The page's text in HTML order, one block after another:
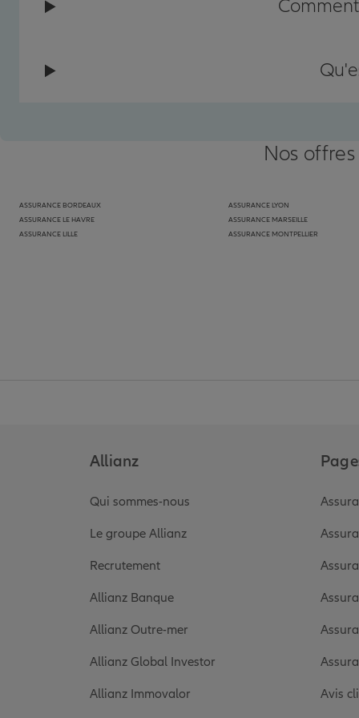
Nos
ASSURANCE BORDEAUX
ASSURANCE LE HAVRE
ASSURANCE LILLE
ASSURANCE LYON
ASSURANCE MARSEILLE
ASSURANCE MONTPELLIER
Allianz
Qui sommes-nous
Le groupe Allianz
Recrutement
Allianz Banque
Allianz Outre-mer
Allianz Global Investor
Allianz Immovalor
Avis